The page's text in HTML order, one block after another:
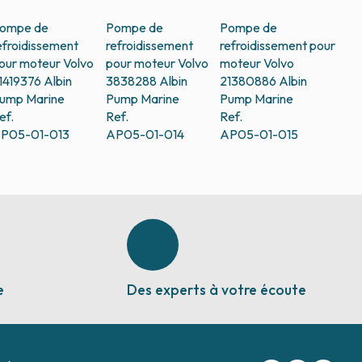
de
moteur Volvo
Albin
Marine
01-013
Pompe de
refroidissement
pour moteur Volvo
3838288 Albin
Pump Marine
Ref.
AP05-01-014
Pompe de
refroidissement pour
moteur Volvo
21380886 Albin
Pump Marine
Ref.
AP05-01-015
Des experts à votre écoute